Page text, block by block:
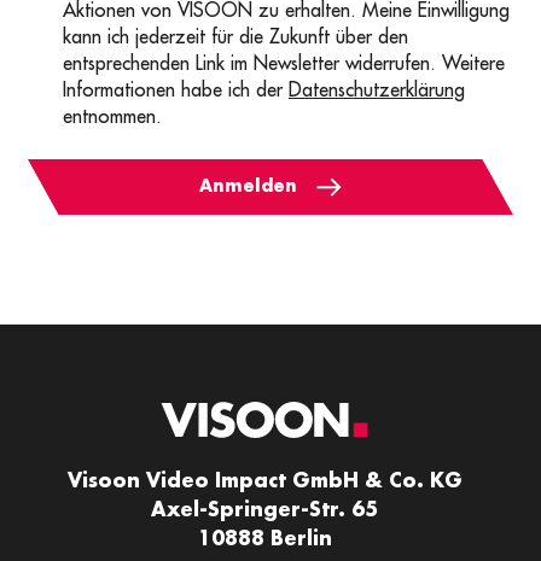
Aktionen von VISOON zu erhalten. Meine Einwilligung
kann ich jederzeit für die Zukunft über den
entsprechenden Link im Newsletter widerrufen. Weitere
Informationen habe ich der Datenschutzerklärung
entnommen.
Anmelden
Visoon Video Impact GmbH & Co. KG
Axel-Springer-Str. 65
10888 Berlin